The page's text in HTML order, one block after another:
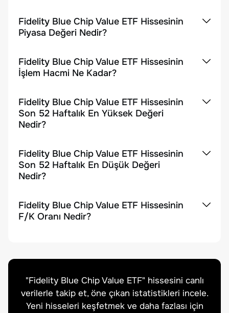
Fidelity Blue Chip Value ETF Hissesinin
Piyasa Değeri Nedir?
Fidelity Blue Chip Value ETF Hissesinin
İşlem Hacmi Ne Kadar?
Fidelity Blue Chip Value ETF Hissesinin
Son 52 Haftalık En Yüksek Değeri
Nedir?
Fidelity Blue Chip Value ETF Hissesinin
Son 52 Haftalık En Düşük Değeri
Nedir?
Fidelity Blue Chip Value ETF Hissesinin
F/K Oranı Nedir?
"Fidelity Blue Chip Value ETF" hissesini canlı
verilerle takip et, öne çıkan istatistikleri incele.
Yeni hisseleri keşfetmek ve daha fazlası için